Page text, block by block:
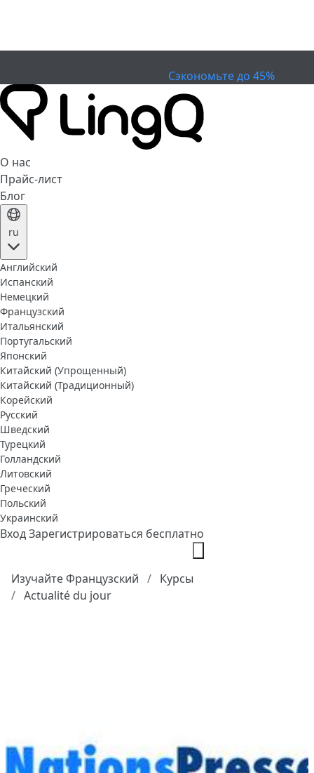
Сэкономьте до 45%
О нас
Прайс-лист
Блог
ru
Английский
Испанский
Немецкий
Французский
Итальянский
Португальский
Японский
Китайский (Упрощенный)
Китайский (Традиционный)
Корейский
Русский
Шведский
Турецкий
Голландский
Литовский
Греческий
Польский
Украинский
ВходЗарегистрироваться бесплатно
Изучайте Французский
Курсы
Actualité du jour